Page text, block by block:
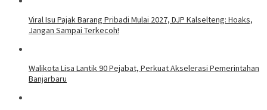
Viral Isu Pajak Barang Pribadi Mulai 2027, DJP Kalselteng: Hoaks,
Jangan Sampai Terkecoh!
Walikota Lisa Lantik 90 Pejabat, Perkuat Akselerasi Pemerintahan
Banjarbaru